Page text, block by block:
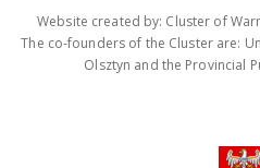
Website created by: Cluster of
The co-founders of the Cluster are:
Olsztyn and the Provincial